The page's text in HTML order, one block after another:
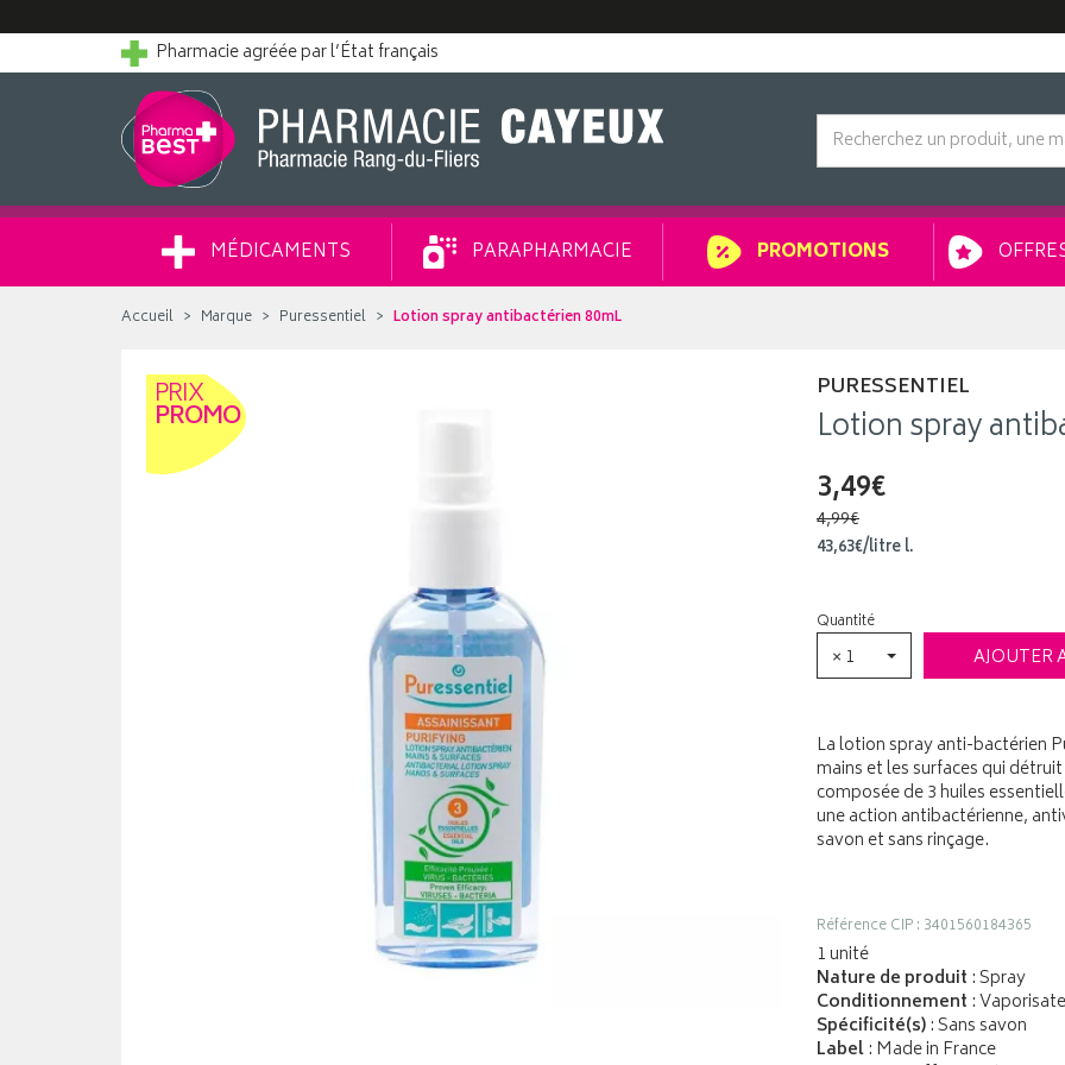
Pharmacie agréée par l’État français
MÉDICAMENTS PARAPHARMACIE PROMOTIONS
Accueil Marque Puressentiel Lotion spray antibactérien 80mL
PRIX
PROMO
PURESSENTIEL
Lotion spray
3,49€
4,99€
43,63€/litrel.
Quantité
× 1 AJOUTER
La lotion spray anti-bactérien
mains et les surfaces qui
composée de 3 huiles
une action antibactérienne,
savon et sans rinçage.
Référence CIP : 3401560184365
1 unité
Nature de produit : Spray
Conditionnement :
Spécificité(s): Sans savon
Label: Made in France